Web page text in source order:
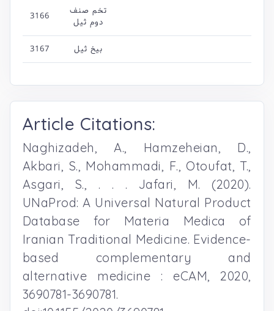
3166
تخم صنف
دوم ثیل
3167 بیخ ثیل
Article Citations:
Naghizadeh, A., Hamzeheian, D.,
Akbari, S., Mohammadi, F., Otoufat, T.,
Asgari, S., . . . Jafari, M. (2020).
UNaProd: A Universal Natural Product
Database for Materia Medica of
Iranian Traditional Medicine. Evidence-
based complementary and
alternative medicine : eCAM, 2020,
3690781-3690781.